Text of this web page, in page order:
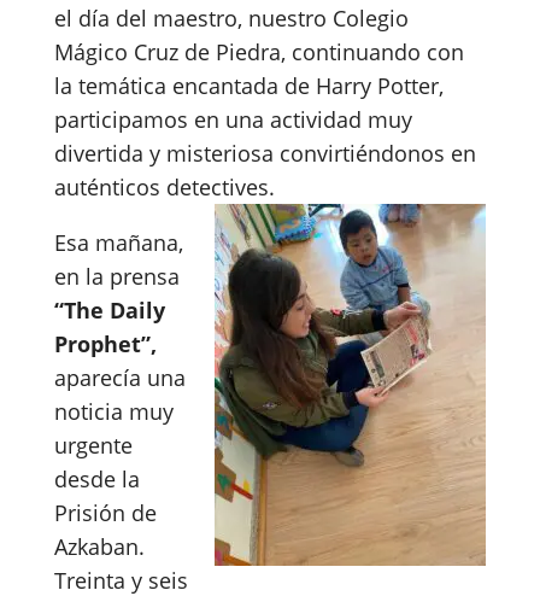
el día del maestro, nuestro Colegio
Mágico Cruz de Piedra, continuando con
la temática encantada de Harry Potter,
participamos en una actividad muy
divertida y misteriosa convirtiéndonos en
auténticos detectives.
Esa mañana,
en la prensa
“The Daily
Prophet”,
aparecía una
noticia muy
urgente
desde la
Prisión de
Azkaban.
Treinta y seis